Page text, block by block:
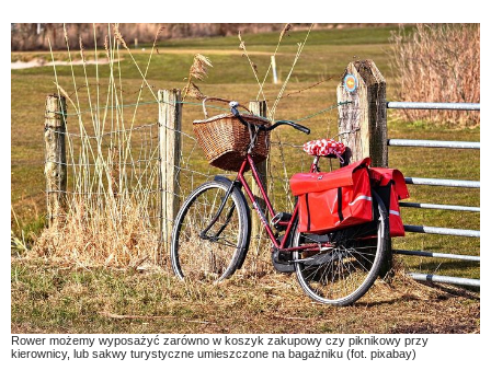
Rower możemy wyposażyć zarówno w koszyk zakupowy czy piknikowy przy
kierownicy, lub sakwy turystyczne umieszczone na bagażniku (fot. pixabay)